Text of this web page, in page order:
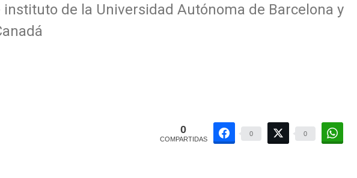
de la Universidad Autónoma de Barcelona y
0
COMPARTIDAS
0 0